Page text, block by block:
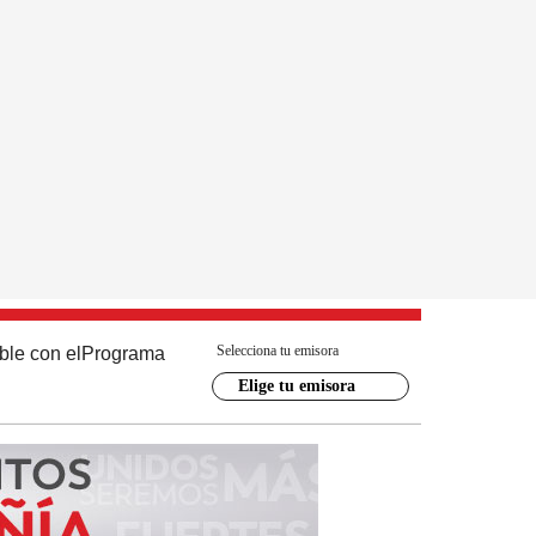
con el Programa Selecciona tu emisora
Elige tu emisora